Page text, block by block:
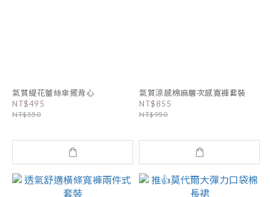
氣質緹花蕾絲傘擺背心
NT$495
NT$550
氣質涼感棉麻層次感寬褲套裝
NT$855
NT$950